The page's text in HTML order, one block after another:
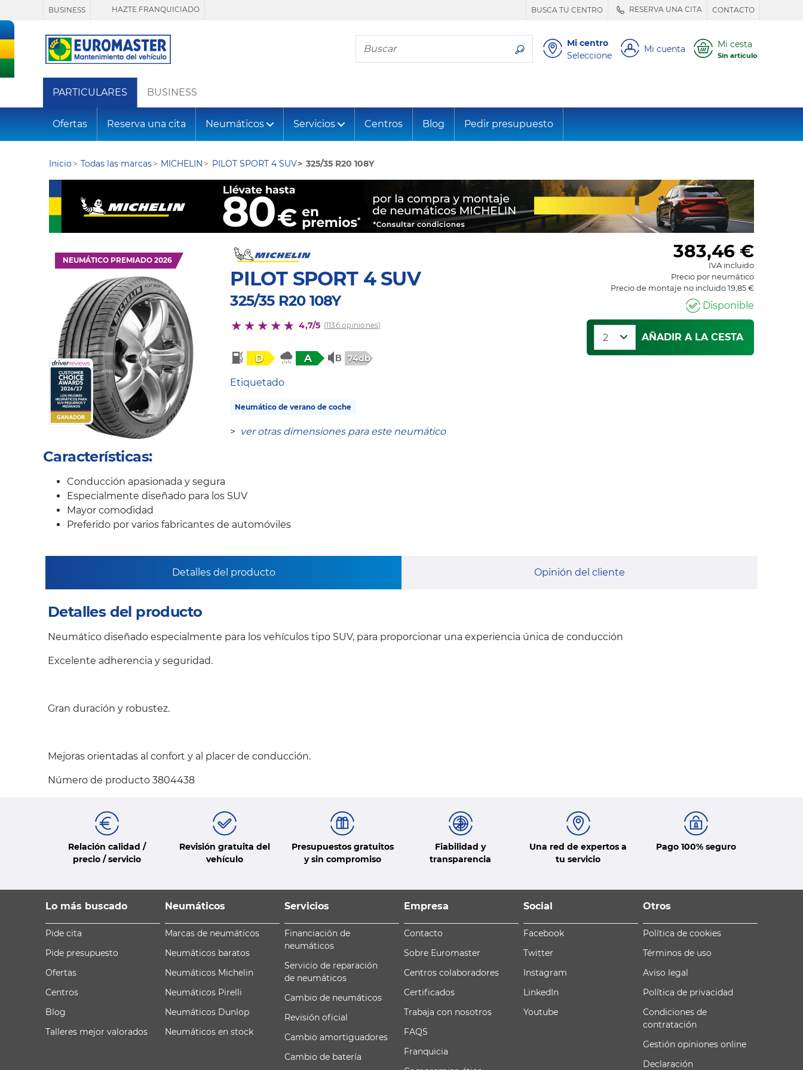
BUSINESS HAZTE FRANQUICIADO BUSCA TU CENTRO RESERVA UNA CITA CONTACTO
Busca tu neumático
Mi centro
Seleccione
Mi cuenta Mi cesta
Sin artículo
PARTICULARES BUSINESS
Ofertas Reserva una cita Neumáticos Servicios Centros Blog Pedir presupuesto
Inicio Todas las marcas MICHELIN PILOT SPORT 4 SUV 325/35 R20 108Y
NEUMÁTICO PREMIADO 2026
PILOT SPORT 4 SUV
325/35 R20 108Y
4,7/5 (1136 opiniones)
D A 74db
Etiquetado
Neumático de verano de coche
> ver otras dimensiones para este neumático
383,46 €
IVA incluido
Precio por neumático
Precio de montaje no incluido 19,85 €
Disponible
AÑADIR A LA CESTA
Características:
Conducción apasionada y segura
Especialmente diseñado para los SUV
Mayor comodidad
Preferido por varios fabricantes de automóviles
Detalles del producto Opinión del cliente
Detalles del producto
Neumático diseñado especialmente para los vehículos tipo SUV, para proporcionar una experiencia única de conducción
Excelente adherencia y seguridad.
Gran duración y robustez.
Mejoras orientadas al confort y al placer de conducción.
Número de producto 3804438
Relación calidad /
precio / servicio
Revisión gratuita del
vehículo
Presupuestos gratuitos
y sin compromiso
Fiabilidad y
transparencia
Una red de expertos a
tu servicio
Pago 100% seguro
Lo más buscado
Pide cita
Pide presupuesto
Ofertas
Centros
Blog
Talleres mejor valorados
Neumáticos
Marcas de neumáticos
Neumáticos baratos
Neumáticos Michelin
Neumáticos Pirelli
Neumáticos Dunlop
Neumáticos en stock
Servicios
Financiación de
neumáticos
Servicio de reparación
de neumáticos
Cambio de neumáticos
Revisión oficial
Cambio amortiguadores
Cambio de batería
Empresa
Contacto
Sobre Euromaster
Centros colaboradores
Certificados
Trabaja con nosotros
FAQS
Franquicia
Social
Facebook
Twitter
Instagram
LinkedIn
Youtube
Otros
Política de cookies
Términos de uso
Aviso legal
Política de privacidad
Condiciones de
contratación
Gestión opiniones online
Declaración